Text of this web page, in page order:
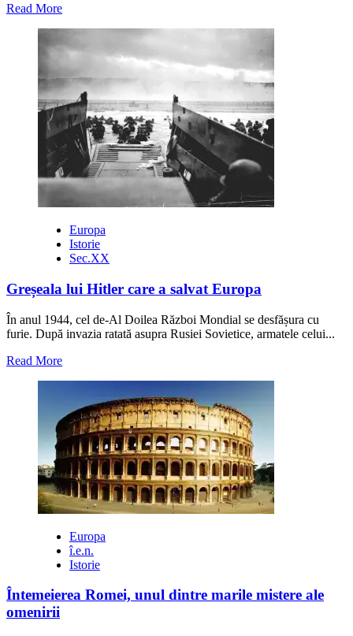
Read MoreRead
Vârcolacii,
din
umbră
ai
lui
Hitler
Europa
Istorie
Sec.XX
Greșeala lui Hitler care a salvat Europa
În anul 1944, cel de-Al Doilea Război Mondial se desfășura cu
furie. După invazia ratată asupra Rusiei Sovietice, armatele celui...
Read MoreRead
Greșeala
lui
Hitler
care
a
salvat
Europa
Europa
î.e.n.
Istorie
Întemeierea Romei, unul dintre marile mistere ale
omenirii